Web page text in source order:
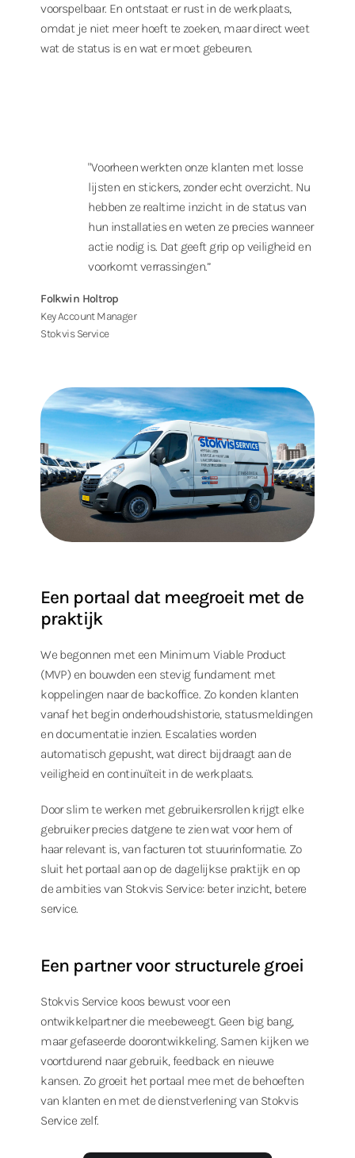
voorspelbaar. En ontstaat er rust in de werkplaats,
omdat je niet meer hoeft te zoeken, maar direct weet
wat de status is en wat er moet gebeuren.
"Voorheen werkten onze klanten met losse
lijsten en stickers, zonder echt overzicht. Nu
hebben ze realtime inzicht in de status van
hun installaties en weten ze precies wanneer
actie nodig is. Dat geeft grip op veiligheid en
voorkomt verrassingen.”
Folkwin Holtrop
Key Account Manager
Stokvis Service
Een portaal dat meegroeit met de
praktijk
We begonnen met een Minimum Viable Product
(MVP) en bouwden een stevig fundament met
koppelingen naar de backoffice. Zo konden klanten
vanaf het begin onderhoudshistorie, statusmeldingen
en documentatie inzien. Escalaties worden
automatisch gepusht, wat direct bijdraagt aan de
veiligheid en continuïteit in de werkplaats.
Door slim te werken met gebruikersrollen krijgt elke
gebruiker precies datgene te zien wat voor hem of
haar relevant is, van facturen tot stuurinformatie. Zo
sluit het portaal aan op de dagelijkse praktijk en op
de ambities van Stokvis Service: beter inzicht, betere
service.
Een partner voor structurele groei
Stokvis Service koos bewust voor een
ontwikkelpartner die meebeweegt. Geen big bang,
maar gefaseerde doorontwikkeling. Samen kijken we
voortdurend naar gebruik, feedback en nieuwe
kansen. Zo groeit het portaal mee met de behoeften
van klanten en met de dienstverlening van Stokvis
Service zelf.